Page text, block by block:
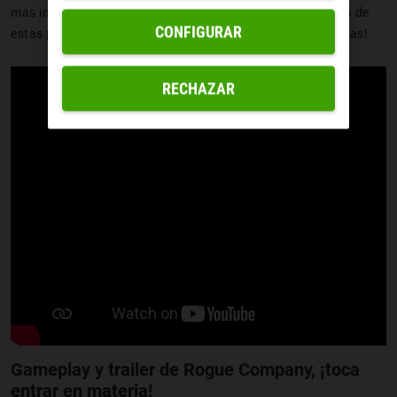
más importante... ¡contra usuarios que utilicen cualquiera de
estas plataformas por muy hatersque sean de unas u otras!
Gameplay y trailer de Rogue Company, ¡toca
entrar en materia!
RECHAZAR
CONFIGURAR